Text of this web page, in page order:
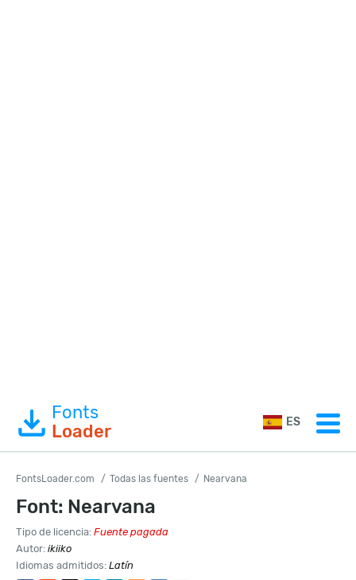
Fonts
Loader
ES
FontsLoader.com Todas las fuentes Nearvana
Font: Nearvana
Tipo de licencia: Fuente pagada
Autor: ikiiko
Idiomas admitidos: Latín